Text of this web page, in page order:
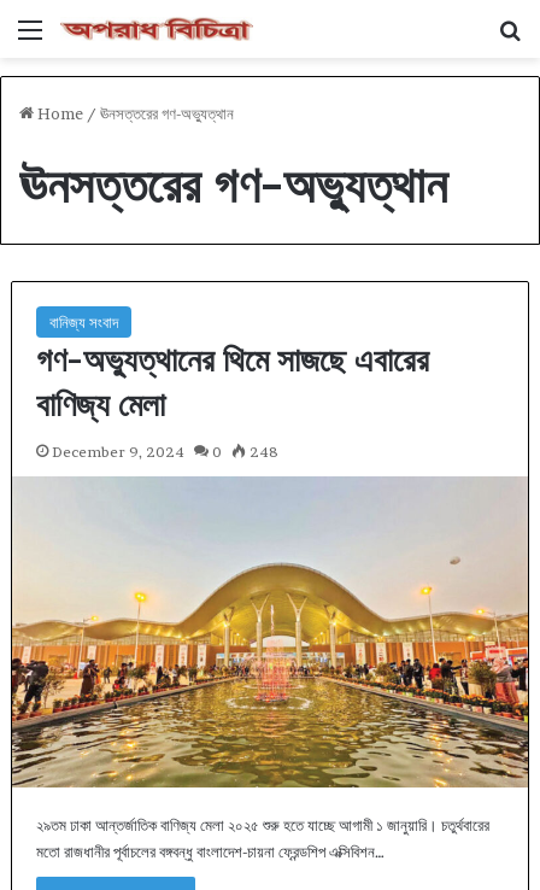
Menu
Home / ঊনসত্তরের গণ-অভ্যুত্থান
ঊনসত্তরের গণ-অভ্যুত্থান
বানিজ্য সংবাদ
গণ-অভ্যুত্থানের থিমে সাজছে এবারের
বাণিজ্য মেলা
December 9, 2024 0 248
২৯তম ঢাকা আন্তর্জাতিক বাণিজ্য মেলা ২০২৫ শুরু হতে যাচ্ছে আগামী ১ জানুয়ারি। চতুর্থবারের
মতো রাজধানীর পূর্বাচলের বঙ্গবন্ধু বাংলাদেশ-চায়না ফ্রেন্ডশিপ এক্সিবিশন…